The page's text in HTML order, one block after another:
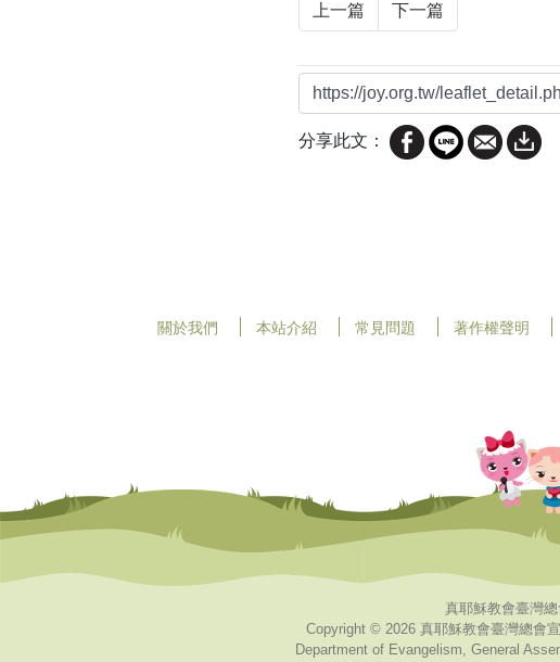
上一篇 下一篇
分享此文：
關於我們 本站介紹 常見問題 著作權聲明
真耶穌教會臺灣
Copyright © 2026 真耶穌教會臺灣總會
Department of Evangelism, General